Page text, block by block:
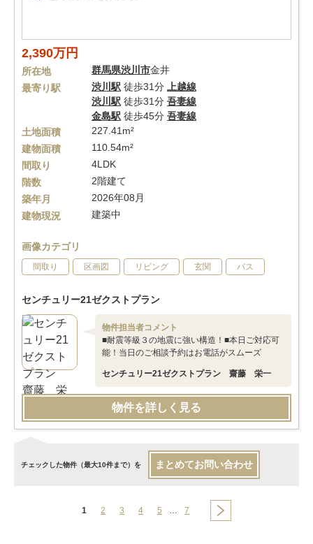
2,390万円
所在地 群馬県渋川市金井
最寄り駅
渋川駅 徒歩31分
上越線
渋川駅 徒歩31分 吾妻線
金島駅 徒歩45分 吾妻線
土地面積
227.41m²
建物面積
110.54m²
間取り
4LDK
階数
2階建て
築年月
2026年08月
建物現況
建築中
画像カテゴリ
間取り 区画図 リビング 玄関 バス
センチュリー21ゼクストプラン
物件担当者コメント
■耐震等級３の地震に強い構造！■本日ご対応可
能！当日のご相談予約はお電話がスムーズ
センチュリー21ゼクストプラン 齋藤 栄一
物件を詳しく見る
チェックした物件（最大10件まで）を まとめてお問い合わせ
1 2 3 4 5 … 7